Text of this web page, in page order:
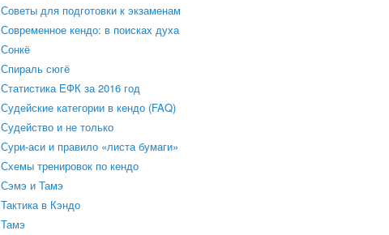
Советы для подготовки к экзаменам
Современное кендо: в поисках духа
Сонкё
Спираль сюгё
Статистика ЕФК за 2016 год
Судейские категории в кендо (FAQ)
Судейство и не только
Сури-аси и правило «листа бумаги»
Схемы тренировок по кендо
Сэмэ и Тамэ
Тактика в Кэндо
Тамэ